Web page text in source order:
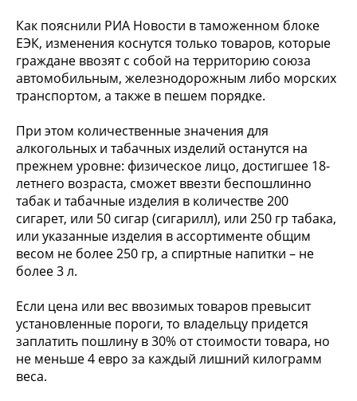
Как пояснили РИА Новости в таможенном блоке
ЕЭК, изменения коснутся только товаров, которые
граждане ввозят с собой на территорию союза
автомобильным, железнодорожным либо морских
транспортом, а также в пешем порядке.
При этом количественные значения для
алкогольных и табачных изделий останутся на
прежнем уровне: физическое лицо, достигшее 18-
летнего возраста, сможет ввезти беспошлинно
табак и табачные изделия в количестве 200
сигарет, или 50 сигар (сигарилл), или 250 гр табака,
или указанные изделия в ассортименте общим
весом не более 250 гр, а спиртные напитки – не
более 3 л.
Если цена или вес ввозимых товаров превысит
установленные пороги, то владельцу придется
заплатить пошлину в 30% от стоимости товара, но
не меньше 4 евро за каждый лишний килограмм
веса.